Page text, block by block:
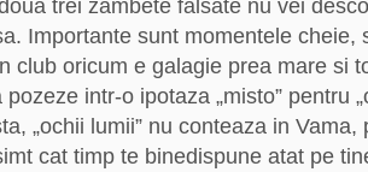
trei zambete falsate nu vei
Importante sunt momentele cheie,
club oricum e galagie prea mare si
intr-o ipotaza „misto” pentru
„ochii lumii” nu conteaza in
cat timp te binedispune atat pe